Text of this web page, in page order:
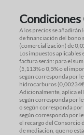
A los precios se añadirán los
de financiación del bono
Los impuestos aplicables
factura serán: para el suministro de electricidad el Impuesto Eléctrico
(5,113% o 0,5% o el importe mínimo de
según corresponda por
hidrocarburos
Adicionalmente, aplica el IVA en Península y Baleares
según corresponda por ley), en
o según corresponda por
según corresponda por ley). Los seguros incluyen los impuestos (IPS),
el recargo del Consorcio de Compensación de Seguros y las
de mediación, que no